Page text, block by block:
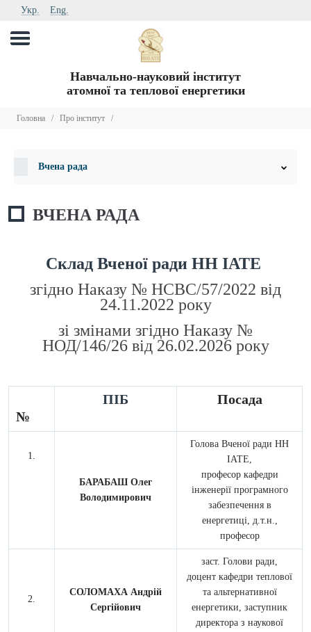
Укр. Eng.
Навчально-науковий інститут
атомної та теплової енергетики
Головна / Про інститут /
Вчена рада
ВЧЕНА РАДА
Склад Вченої ради НН ІАТЕ
згідно Наказу № НСВС/57/2022 від
24.11.2022 року
зі змінами згідно Наказу №
НОД/146/26 від 26.02.2026 року
№
ПІБ Посада
БАРАБАШ Олег
Володимирович
Голова Вченої ради НН
ІАТЕ,
професор кафедри
інженерії програмного
забезпечення в
енергетиці, д.т.н.,
професор
СОЛОМАХА Андрій
Сергійович
заст. Голови ради,
доцент кафедри теплової
та альтернативної
енергетики, заступник
директора з наукової